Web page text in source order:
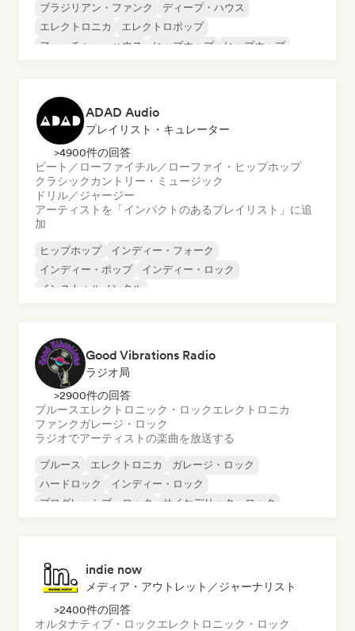
ブラジリアン・ファンク
ディープ・ハウス
エレクトロニカ
エレクトロポップ
フューチャー・ハウス
ヒップホップ
ヒップホップ
ADAD Audio
プレイリスト・キュレーター
>4900件の回答
ビート／ローファイチル／ローファイ・ヒップホップ
クラシック カントリー・ミュージック
ドリル／ジャージー
アーティストを「インパクトのあるプレイリスト」に追
加
ヒップホップ
インディー・フォーク
インディー・ポップ
インディー・ロック
インストゥルメンタル
Good Vibrations Radio
ラジオ局
>2900件の回答
ブルースエレクトロニック・ロックエレクトロニカ
ファンクガレージ・ロック
ラジオでアーティストの楽曲を放送する
ブルース エレクトロニカ
ガレージ・ロック
ハードロック
インディー・ロック
プログレッシブ・ロック
サイケデリック・ロック
indie now
メディア・アウトレット／ジャーナリスト
>2400件の回答
オルタナティブ・ロックエレクトロニック・ロック